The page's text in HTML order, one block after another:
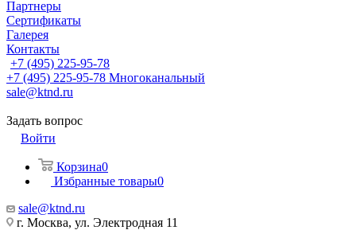
Партнеры
Сертификаты
Галерея
Контакты
+7 (495) 225-95-78
+7 (495) 225-95-78 Многоканальный
sale@ktnd.ru
Задать вопрос
Войти
Корзина0
Избранные товары0
sale@ktnd.ru
г. Москва, ул. Электродная 11